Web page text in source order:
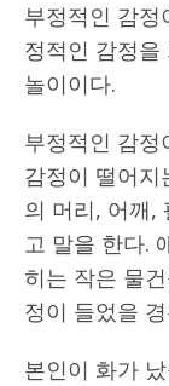
부정적인 감
정적인 감정
놀이이다.
부정적인 감
감정이 떨어지
의 머리, 어깨,
고 말을 한다.
히는 작은 물
정이 들었을
본인이 화가